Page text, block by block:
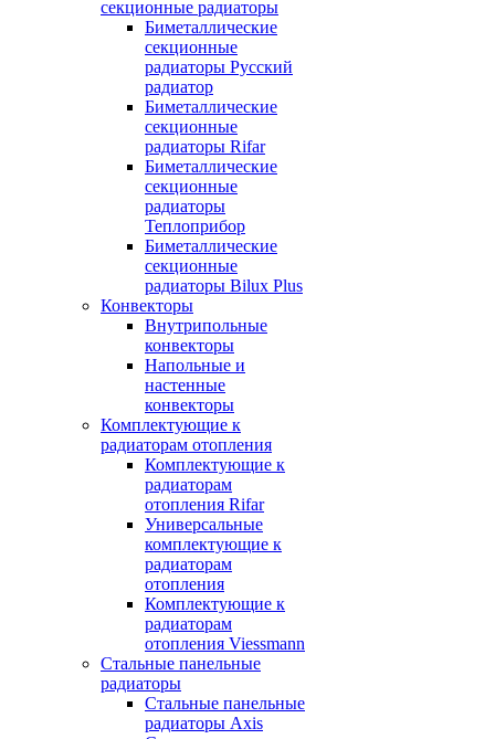
секционные радиаторы
Биметаллические
секционные
радиаторы Русский
радиатор
Биметаллические
секционные
радиаторы Rifar
Биметаллические
секционные
радиаторы
Теплоприбор
Биметаллические
секционные
радиаторы Bilux Plus
Конвекторы
Внутрипольные
конвекторы
Напольные и
настенные
конвекторы
Комплектующие к
радиаторам отопления
Комплектующие к
радиаторам
отопления Rifar
Универсальные
комплектующие к
радиаторам
отопления
Комплектующие к
радиаторам
отопления Viessmann
Стальные панельные
радиаторы
Стальные панельные
радиаторы Axis